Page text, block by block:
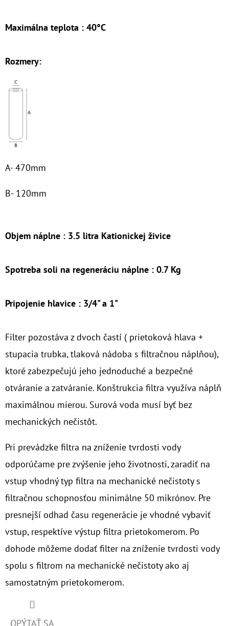
Maximálna teplota : 40°C
Rozmery:
A- 470mm
B- 120mm
Objem náplne : 3.5 litra Kationickej živice
Spotreba soli na regeneráciu náplne : 0.7 Kg
Pripojenie hlavice : 3/4" a 1"
Filter pozostáva z dvoch častí ( prietoková hlava +
stupacia trubka, tlaková nádoba s filtračnou náplňou),
ktoré zabezpečujú jeho jednoduché a bezpečné
otváranie a zatváranie. Konštrukcia filtra využíva náplň
maximálnou mierou. Surová voda musí byť bez
mechanických nečistôt.
Pri prevádzke filtra na zníženie tvrdosti vody
odporúčame pre zvýšenie jeho životnosti, zaradiť na
vstup vhodný typ filtra na mechanické nečistoty s
filtračnou schopnosťou minimálne 50 mikrónov. Pre
presnejší odhad času regenerácie je vhodné vybaviť
vstup, respektíve výstup filtra prietokomerom. Po
dohode môžeme dodať filter na zníženie tvrdosti vody
spolu s filtrom na mechanické nečistoty ako aj
samostatným prietokomerom.
OPÝTAŤ SA